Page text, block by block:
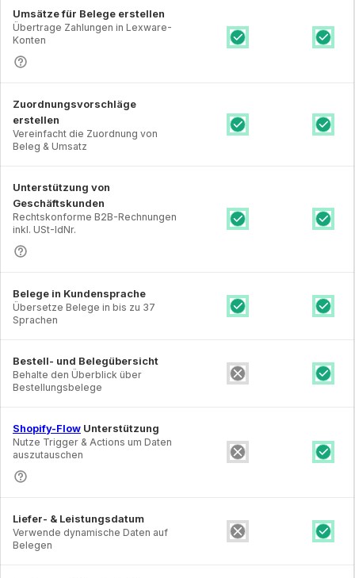
Umsätze für Belege erstellen
Übertrage Zahlungen in Lexware-
Konten
Zuordnungsvorschläge
erstellen
Vereinfacht die Zuordnung von
Beleg & Umsatz
Unterstützung von
Geschäftskunden
Rechtskonforme B2B-Rechnungen
inkl. USt-IdNr.
Belege in Kundensprache
Übersetze Belege in bis zu 37
Sprachen
Bestell- und Belegübersicht
Behalte den Überblick über
Bestellungsbelege
Shopify-Flow Unterstützung
Nutze Trigger & Actions um Daten
auszutauschen
Liefer- & Leistungsdatum
Verwende dynamische Daten auf
Belegen